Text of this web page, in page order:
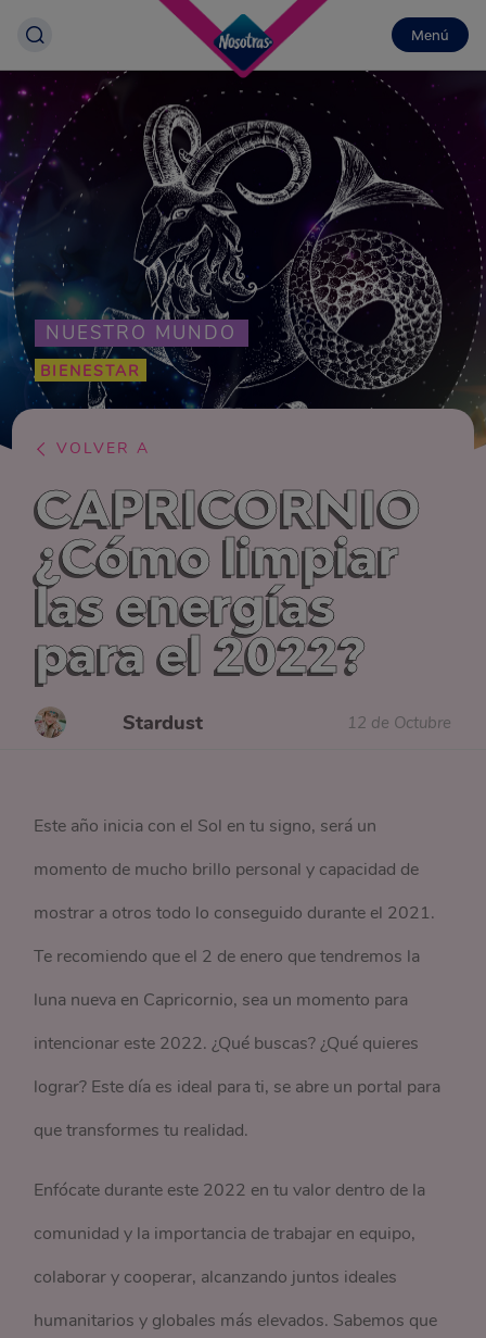
Menú
NUESTRO MUNDO
BIENESTAR
VOLVER A
CAPRICORNIO
¿Cómo limpiar
las energías
para el 2022?
Stardust 12 de Octubre
Este año inicia con el Sol en tu signo, será un
momento de mucho brillo personal y capacidad de
mostrar a otros todo lo conseguido durante el 2021.
Te recomiendo que el 2 de enero que tendremos la
luna nueva en Capricornio, sea un momento para
intencionar este 2022. ¿Qué buscas? ¿Qué quieres
lograr? Este día es ideal para ti, se abre un portal para
que transformes tu realidad.
Enfócate durante este 2022 en tu valor dentro de la
comunidad y la importancia de trabajar en equipo,
colaborar y cooperar, alcanzando juntos ideales
humanitarios y globales más elevados. Sabemos que